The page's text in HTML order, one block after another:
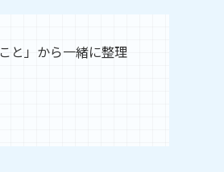
と」から一緒に整理